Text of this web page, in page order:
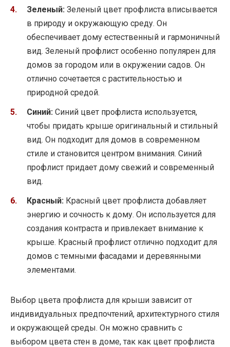
Зеленый: Зеленый цвет профлиста вписывается
в природу и окружающую среду. Он
обеспечивает дому естественный и гармоничный
вид. Зеленый профлист особенно популярен для
домов за городом или в окружении садов. Он
отлично сочетается с растительностью и
природной средой.
Синий: Синий цвет профлиста используется,
чтобы придать крыше оригинальный и стильный
вид. Он подходит для домов в современном
стиле и становится центром внимания. Синий
профлист придает дому свежий и современный
вид.
Красный: Красный цвет профлиста добавляет
энергию и сочность к дому. Он используется для
создания контраста и привлекает внимание к
крыше. Красный профлист отлично подходит для
домов с темными фасадами и деревянными
элементами.
Выбор цвета профлиста для крыши зависит от
индивидуальных предпочтений, архитектурного стиля
и окружающей среды. Он можно сравнить с
выбором цвета стен в доме, так как цвет профлиста